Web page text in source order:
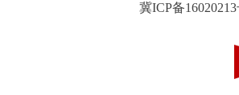
冀ICP备